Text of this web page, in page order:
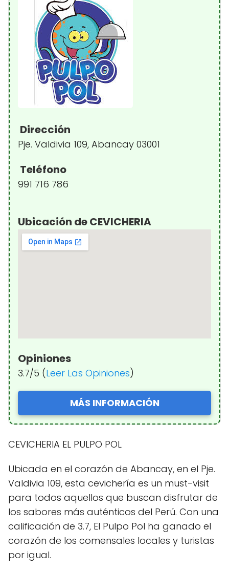
Dirección
Pje. Valdivia 109, Abancay 03001
Teléfono
991 716 786
Ubicación de CEVICHERIA
Opiniones
3.7/5 (Leer Las Opiniones)
MÁS INFORMACIÓN
CEVICHERIA EL PULPO POL
Ubicada en el corazón de Abancay, en el Pje.
Valdivia 109, esta cevichería es un must-visit
para todos aquellos que buscan disfrutar de
los sabores más auténticos del Perú. Con una
calificación de 3.7, El Pulpo Pol ha ganado el
corazón de los comensales locales y turistas
por igual.